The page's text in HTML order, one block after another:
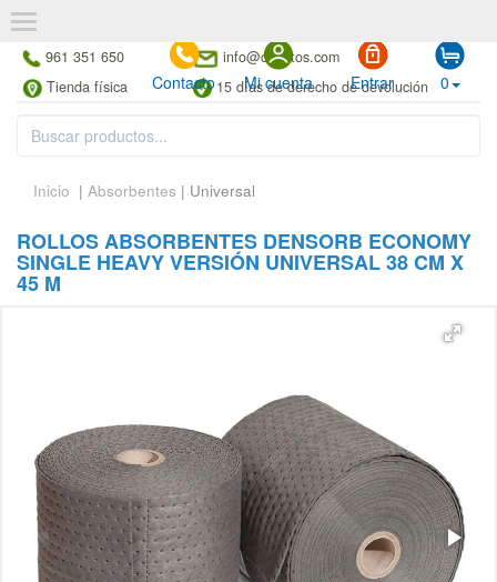
961 351 650
info@cubetos.com
Tienda física
15 días de derecho de devolución
Contacto Mi cuenta Entrar 0
Inicio | Absorbentes | Universal
ROLLOS ABSORBENTES DENSORB ECONOMY
SINGLE HEAVY VERSIÓN UNIVERSAL 38 CM X
45 M